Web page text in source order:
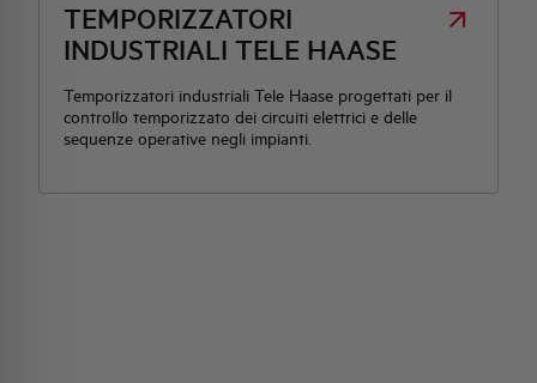
TEMPORIZZATORI
INDUSTRIALI TELE HAASE
Temporizzatori industriali Tele Haase progettati per il
controllo temporizzato dei circuiti elettrici e delle
sequenze operative negli impianti.